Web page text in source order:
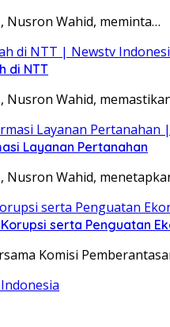
Nusron Wahid, meminta…
di NTT
Nusron Wahid,
Layanan Pertanahan
Nusron Wahid,
serta Penguatan
Komisi